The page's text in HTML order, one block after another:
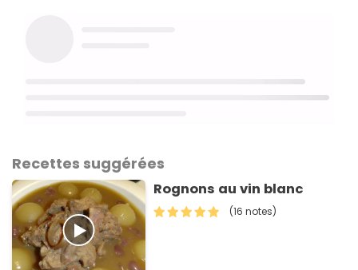
Recettes suggérées
Rognons au vin blanc
(16 notes)